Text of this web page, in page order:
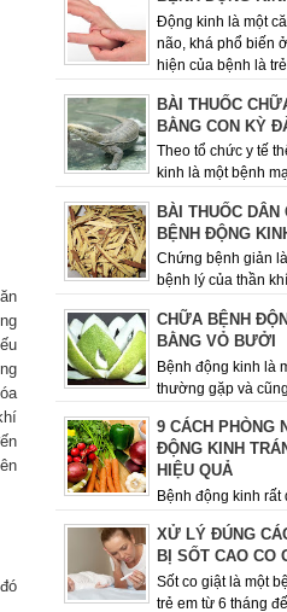
Động kinh là một
não, khá phổ biến
hiện của bệnh là
BÀI THUỐC
BẰNG CON KỲ
Theo tổ chức y tế
kinh là một bệnh
lặp đi lặp lại các cơn co ...
BÀI THUỐC DÂN
BỆNH ĐỘNG
Chứng bệnh giản
bệnh lý của thần
nhân sự mắt trực thị sù...
CHỮA BỆNH
BẰNG VỎ BƯỞI
Bệnh động kinh là
thường gặp và
bệnh lý tương đối phổ...
9 CÁCH PHÒNG
ĐỘNG KINH
HIỆU QUẢ
Bệnh động kinh rất
của con người hiện nay. Việc giữ
độ ăn uốn...
XỬ LÝ ĐÚNG
BỊ SỐT CAO CO
Sốt co giật là một
trẻ em từ 6 tháng